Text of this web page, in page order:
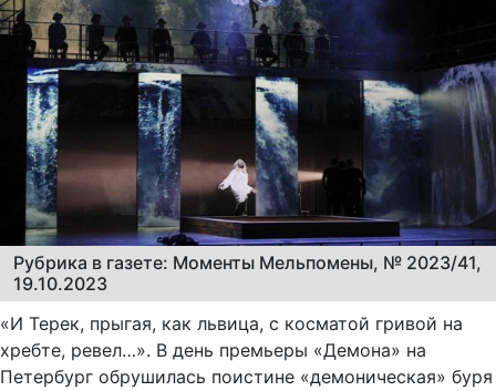
Рубрика в газете: Моменты Мельпомены, № 2023/41,
19.10.2023
«И Терек, прыгая, как львица, с косматой гривой на
хребте, ревел…». В день премьеры «Демона» на
Петербург обрушилась поистине «демоническая» буря